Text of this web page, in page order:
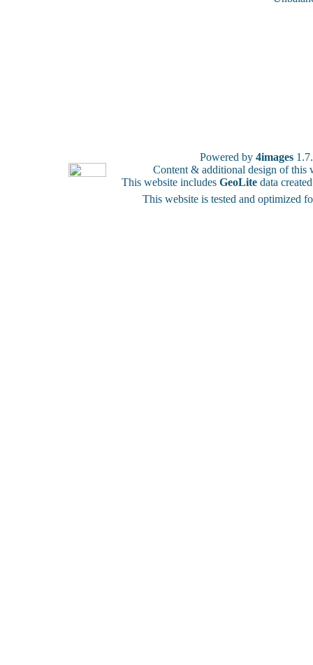
Powered by 4images
Content & additional design of
This website includes GeoLite data
This website is tested and optimized